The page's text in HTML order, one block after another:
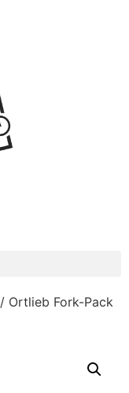
/ Ortlieb Fork-Pack